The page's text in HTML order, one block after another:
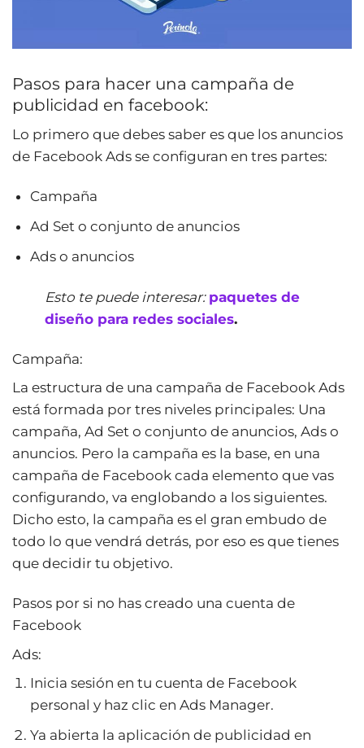
Pasos para hacer una campaña de
publicidad en facebook:
Lo primero que debes saber es que los anuncios
de Facebook Ads se configuran en tres partes:
Campaña
Ad Set o conjunto de anuncios
Ads o anuncios
Esto te puede interesar: paquetes de
diseño para redes sociales.
Campaña:
La estructura de una campaña de Facebook Ads
está formada por tres niveles principales: Una
campaña, Ad Set o conjunto de anuncios, Ads o
anuncios. Pero la campaña es la base, en una
campaña de Facebook cada elemento que vas
configurando, va englobando a los siguientes.
Dicho esto, la campaña es el gran embudo de
todo lo que vendrá detrás, por eso es que tienes
que decidir tu objetivo.
Pasos por si no has creado una cuenta de
Facebook
Ads:
Inicia sesión en tu cuenta de Facebook
personal y haz clic en Ads Manager.
Ya abierta la aplicación de publicidad en